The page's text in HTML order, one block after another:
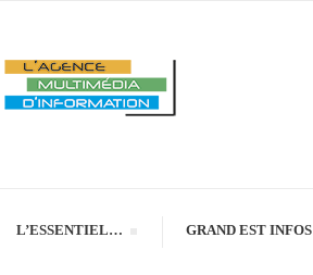
L’ESSENTIEL… GRAND EST INFOS